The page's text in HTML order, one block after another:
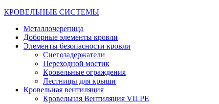
КРОВЕЛЬНЫЕ СИСТЕМЫ
Металлочерепица
Доборные элементы кровли
Элементы безопасности кровли
Снегозадержатели
Переходной мостик
Кровельные ограждения
Лестницы для крыши
Кровельная вентиляция
Кровельная Вентиляция VILPE